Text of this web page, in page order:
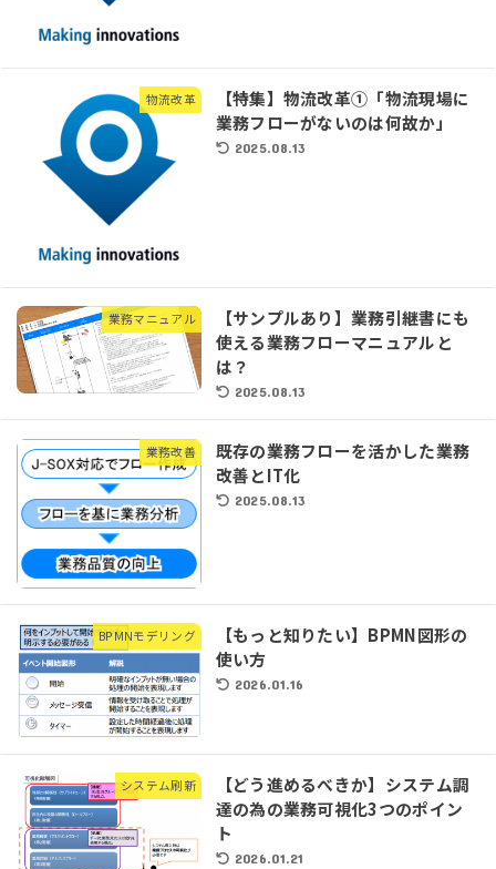
物流改革
【特集】物流改革①「物流現場に
業務フローがないのは何故か」
2025.08.13
業務マニュアル
【サンプルあり】業務引継書にも
使える業務フローマニュアルと
は？
2025.08.13
業務改善
既存の業務フローを活かした業務
改善とIT化
2025.08.13
BPMNモデリング
【もっと知りたい】BPMN図形の
使い方
2026.01.16
システム刷新
【どう進めるべきか】システム調
達の為の業務可視化3つのポイン
ト
2026.01.21